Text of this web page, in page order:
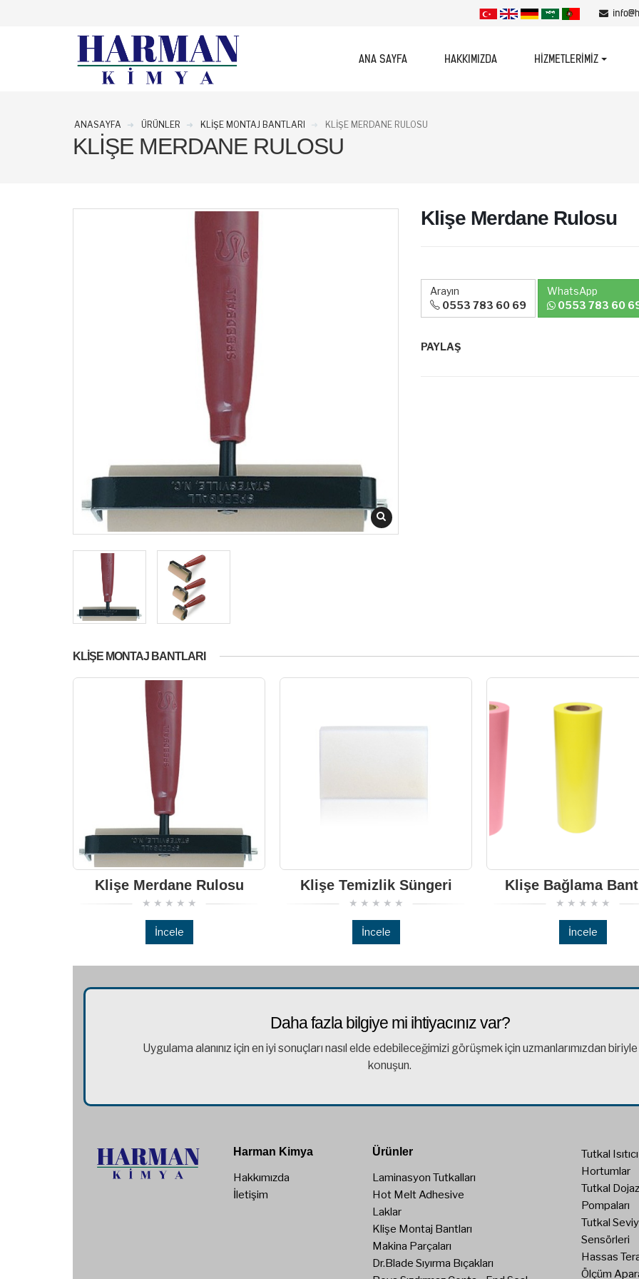
ANA SAYFA HAKKIMIZDA HIZMETLERIMIZ
ANASAYFA ÜRÜNLER KLIŞE MONTAJ BANTLARI KLIŞE MERDANE RULOSU
KLIŞE MERDANE RULOSU
Klişe Merdane Rulosu
Arayın
0553 783 60 69
WhatsApp
0553 783 60
PAYLAŞ
KLIŞE MONTAJ BANTLARI
Klişe Merdane Rulosu
İncele
Klişe Temizlik Süngeri
İncele
Klişe Bağlama
İncele
Daha fazla bilgiye mi ihtiyacınız var?
Uygulama alanınız için en iyi sonuçları nasıl elde edebileceğimizi görüşmek için uzmanlarımızdan biriyle
konuşun.
Harman Kimya
Hakkımızda
İletişim
Ürünler
Laminasyon Tutkalları
Hot Melt Adhesive
Laklar
Klişe Montaj Bantları
Makina Parçaları
Dr.Blade Sıyırma Bıçakları
Tutkal
Hortumlar
Tutkal
Pompaları
Tutkal
Sensörleri
Hassas
Ölçüm